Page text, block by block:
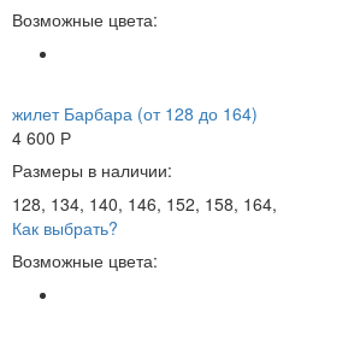
Возможные цвета:
жилет Барбара (от 128 до 164)
4 600 Р
Размеры в наличии:
128, 134, 140, 146, 152, 158, 164,
Как выбрать?
Возможные цвета: